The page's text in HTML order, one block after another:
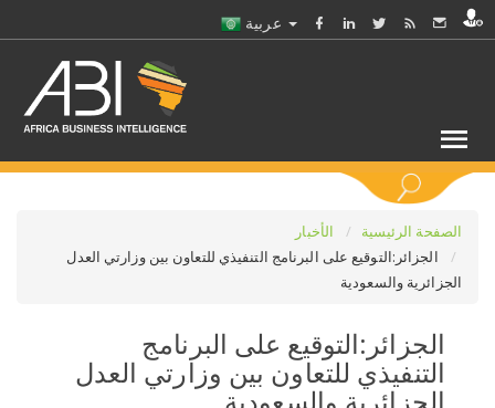
الصفحة الرئيسية
الأخبار
الجزائر:التوقيع على البرنامج التنفيذي للتعاون بين وزارتي العدل
الجزائرية والسعودية
الجزائر:التوقيع على البرنامج
التنفيذي للتعاون بين وزارتي العدل